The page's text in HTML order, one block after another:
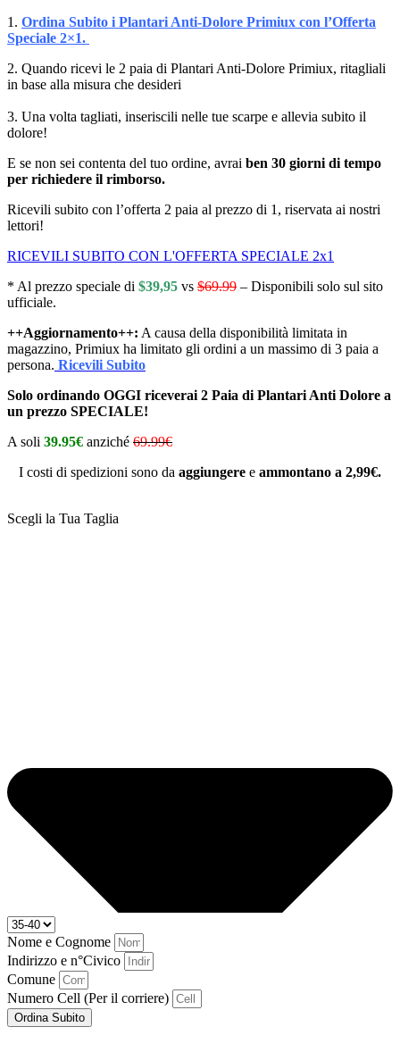
1. Ordina Subito i Plantari Anti-Dolore Primiux con l’Offerta
Speciale 2×1.
2. Quando ricevi le 2 paia di Plantari Anti-Dolore Primiux, ritagliali
in base alla misura che desideri
3. Una volta tagliati, inseriscili nelle tue scarpe e allevia subito il
dolore!
E se non sei contenta del tuo ordine, avrai ben 30 giorni di tempo
per richiedere il rimborso.
Ricevili subito con l’offerta 2 paia al prezzo di 1, riservata ai nostri
lettori!
RICEVILI SUBITO CON L'OFFERTA SPECIALE 2x1
* Al prezzo speciale di $39,95 vs $69.99 – Disponibili solo sul sito
ufficiale.
++Aggiornamento++: A causa della disponibilità limitata in
magazzino, Primiux ha limitato gli ordini a un massimo di 3 paia a
persona. Ricevili Subito
Solo ordinando OGGI riceverai 2 Paia di Plantari Anti Dolore a
un prezzo SPECIALE!
A soli 39.95€ anziché 69.99€
I costi di spedizioni sono da aggiungere e ammontano a 2,99€.
Scegli la Tua Taglia
Nome e Cognome
Indirizzo e n°Civico
Comune
Numero Cell (Per il corriere)
Ordina Subito